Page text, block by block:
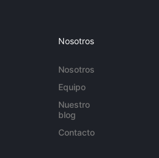
Nosotros
Nosotros
Equipo
Nuestro
blog
Contacto